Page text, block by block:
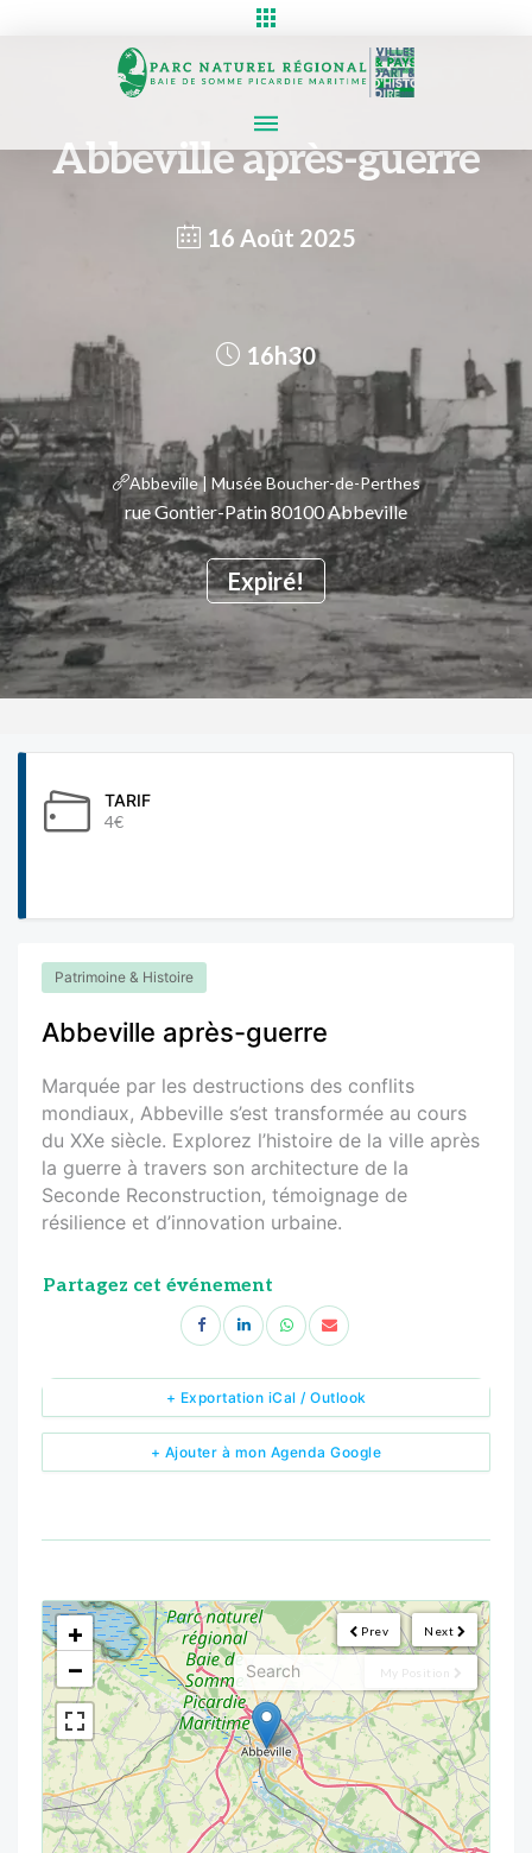
Abbeville après-guerre
16 Août 2025
Expiré!
16h30
Abbeville | Musée Boucher-de-Perthes
rue Gontier-Patin 80100 Abbeville
TARIF
4€
Patrimoine & Histoire
Abbeville après-guerre
Marquée par les destructions des conflits
mondiaux, Abbeville s’est transformée au cours
du XXe siècle. Explorez l’histoire de la ville après
la guerre à travers son architecture de la
Seconde Reconstruction, témoignage de
résilience et d’innovation urbaine.
Partagez cet événement
+ Ajouter à mon Agenda Google
+ Exportation iCal / Outlook
Next
Prev
My Position
<!---->
+
−